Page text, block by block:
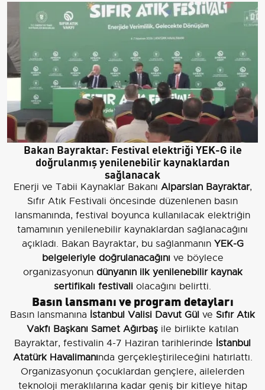
Bakan Bayraktar: Festival elektriği YEK-G ile
doğrulanmış yenilenebilir kaynaklardan
sağlanacak
Enerji ve Tabii Kaynaklar Bakanı Alparslan Bayraktar,
Sıfır Atık Festivali öncesinde düzenlenen basın
lansmanında, festival boyunca kullanılacak elektriğin
tamamının yenilenebilir kaynaklardan sağlanacağını
açıkladı. Bakan Bayraktar, bu sağlanmanın YEK-G
belgeleriyle doğrulanacağını ve böylece
organizasyonun dünyanın ilk yenilenebilir kaynak
sertifikalı festivali olacağını belirtti.
Basın lansmanı ve program detayları
Basın lansmanına İstanbul Valisi Davut Gül ve Sıfır Atık
Vakfı Başkanı Samet Ağırbaş ile birlikte katılan
Bayraktar, festivalin 4-7 Haziran tarihlerinde İstanbul
Atatürk Havalimanında gerçekleştirileceğini hatırlattı.
Organizasyonun çocuklardan gençlere, ailelerden
teknoloji meraklılarına kadar geniş bir kitleye hitap